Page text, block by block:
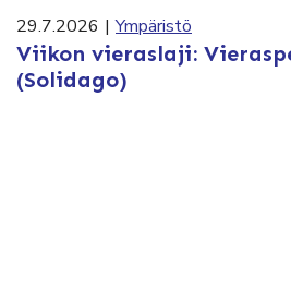
29.7.2026 | Ympäristö
Viikon vieraslaji:
(Solidago)